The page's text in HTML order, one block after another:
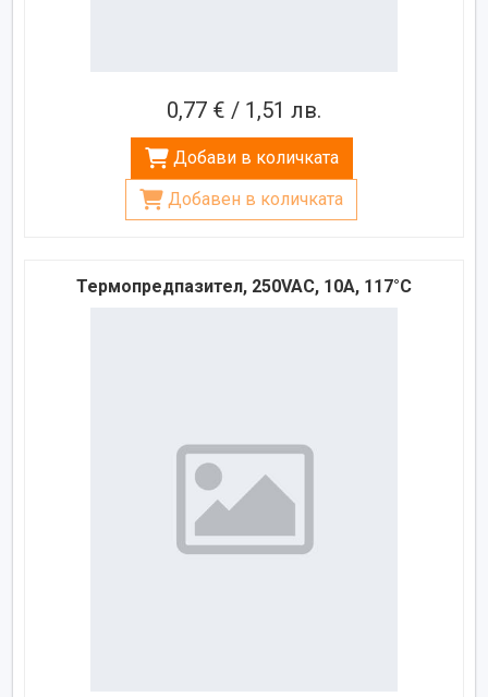
0,77 € / 1,51 лв.
Добави в количката
Добавен в количката
Термопредпазител, 250VAC, 10A, 117°C